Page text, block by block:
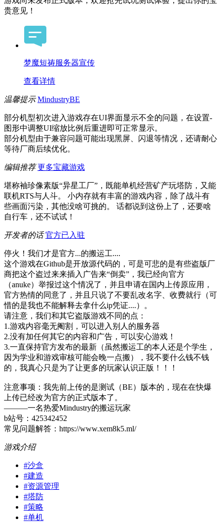
贵意见！
梦魔短祷服务器宣传
查看详情
温馨提示 MindustryBE
部分机型初次进入游戏存在UI界面显示不全的问题，在设置-
图形中调整UI缩放比例后重进即可正常显示。
部分机型由于兼容问题可能出现黑屏、闪退等情况，还请耐心
等待厂商后续优化。
编辑推荐 更多宝藏游戏
堪称袖珍像素版“异星工厂”，既能单机经营矿产玩塔防，又能
联机RTS与人斗。 小内存就有丰富的游戏内容，除了战斗有
些画面污染，其他没啥可挑的。 话都说到这份上了，还要啥
自行车，还不试试！
开发者的话 官方已入驻
停火！我们才是官方...的搬运工....
这个游戏在Github是开放源代码的，可是可悲的是有些盗版厂
商把这个盗过来来插入广告来“倒卖”，我已经向官方
（anuke）举报过这个情况了，并且申请在国内上传原应用，
官方热情的同意了，并且只说了不要乱改名字、收费就行（可
惜的是我也不能解释去拿什么ip凭证....）。
请注意，我们和其它盗版游戏不同的点：
1.游戏内容毫无阉割，可以进入别人的服务器
2.没有加任何其它的内容和广告，可以安心游戏！
3.一直保持官方发布的最新（虽然搬运工的本人还是个学生，
因为学业和游戏审核可能会晚一点搬），我不要什么钱不钱
的，我真心只是为了让更多的玩家认识正版！！！
注意事项：我先前上传的是测试（BE）版本的，现在在快爆
上传已经改为官方的正式版本了。
———一名热爱Mindustry的搬运玩家
b站号：425342452
常见问题解答：https://www.xem8k5.ml/
游戏介绍
#沙盒
#建造
#资源管理
#塔防
#策略
#单机